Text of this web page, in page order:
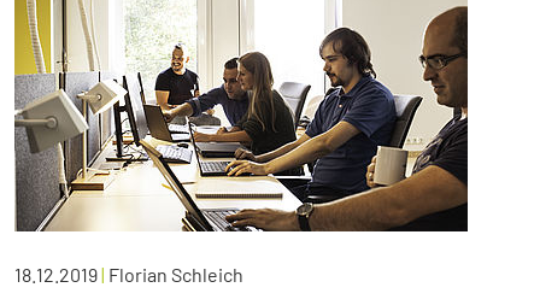
18.12.2019| Florian Schleich